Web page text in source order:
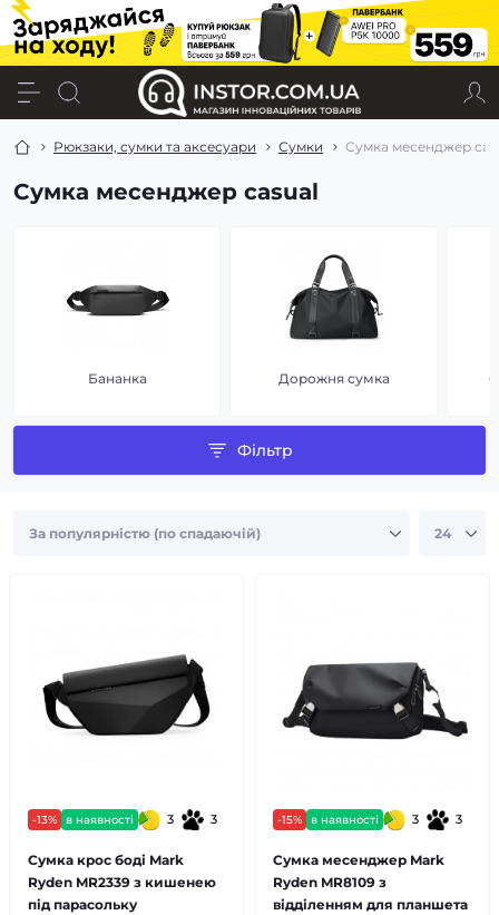
Рюкзаки, сумки та аксесуари Сумки Сумка месенджер
Сумка месенджер casual
Бананка Дорожня сумка
Фільтр
-13% в наявності 3 3
Сумка крос боді Mark
Ryden MR2339 з кишенею
під парасольку
-15% в наявності 3 3
Сумка месенджер Mark
Ryden MR8109 з
відділенням для планшета